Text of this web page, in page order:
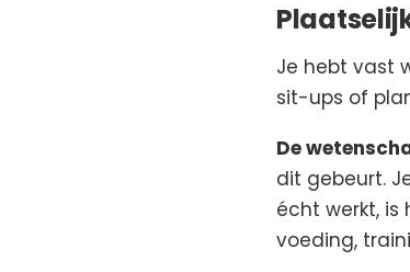
Je hebt vast
sit-ups of
De
dit gebeurt.
écht werkt,
voeding,